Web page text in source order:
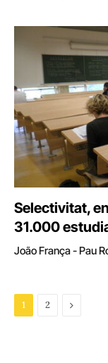
Selectivitat,
31.000
João França - Pau
1 2 Next